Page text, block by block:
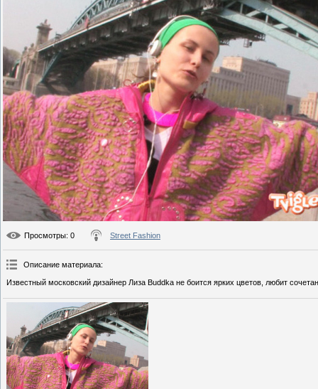
Просмотры: 0 Street Fashion
Описание материала:
Известный московский дизайнер Лиза Buddka не боится ярких цветов, любит